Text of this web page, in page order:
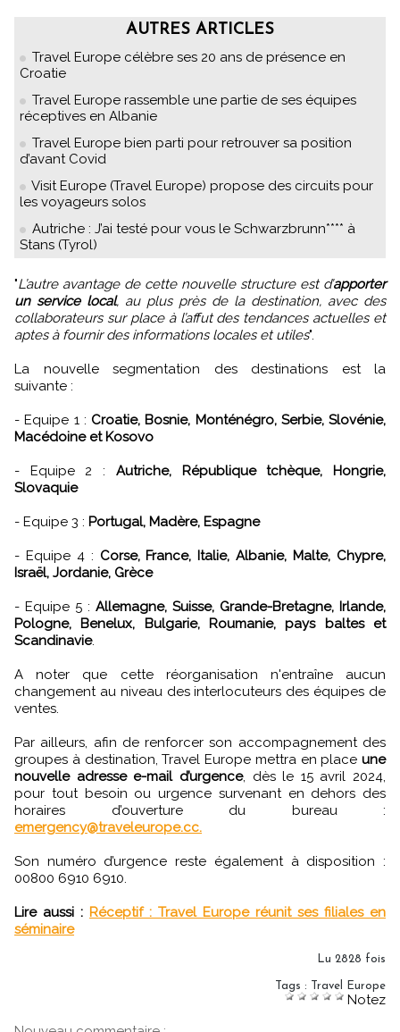
AUTRES ARTICLES
Travel Europe célèbre ses 20 ans de présence en
Croatie
Travel Europe rassemble une partie de ses équipes
réceptives en Albanie
Travel Europe bien parti pour retrouver sa position
d’avant Covid
Visit Europe (Travel Europe) propose des circuits pour
les voyageurs solos
Autriche : J’ai testé pour vous le Schwarzbrunn**** à
Stans (Tyrol)
" L’autre avantage de cette nouvelle structure est d’apporter
un service local, au plus près de la destination, avec des
collaborateurs sur place à l’affut des tendances actuelles et
aptes à fournir des informations locales et utiles".
La nouvelle segmentation des destinations est la
suivante :
- Equipe 1 : Croatie, Bosnie, Monténégro, Serbie, Slovénie,
Macédoine et Kosovo
- Equipe 2 : Autriche, République tchèque, Hongrie,
Slovaquie
- Equipe 3 : Portugal, Madère, Espagne
- Equipe 4 : Corse, France, Italie, Albanie, Malte, Chypre,
Israël, Jordanie, Grèce
- Equipe 5 : Allemagne, Suisse, Grande-Bretagne, Irlande,
Pologne, Benelux, Bulgarie, Roumanie, pays baltes et
Scandinavie.
A noter que cette réorganisation n'entraîne aucun
changement au niveau des interlocuteurs des équipes de
ventes.
Par ailleurs, afin de renforcer son accompagnement des
groupes à destination, Travel Europe mettra en place une
nouvelle adresse e-mail d’urgence, dès le 15 avril 2024,
pour tout besoin ou urgence survenant en dehors des
horaires d’ouverture du bureau :
emergency@traveleurope.cc.
Son numéro d’urgence reste également à disposition :
00800 6910 6910.
Lire aussi : Réceptif : Travel Europe réunit ses filiales en
séminaire
Lu 2828 fois
Tags : Travel Europe
Notez